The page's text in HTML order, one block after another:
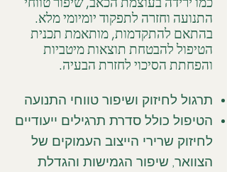
התנועה וחזרה לתפקוד יומיומי מלא.
בהתאם להתקדמות, מותאמת תכנית
הטיפול להבטחת תוצאות מיטביות
והפחתת הסיכוי לחזרת הבעיה.
תרגול לחיזוק ושיפור טווחי התנועה
הטיפול כולל סדרת תרגילים ייעודיים
לחיזוק שרירי הייצוב העמוקים של
הצוואר, שיפור הגמישות והגדלת